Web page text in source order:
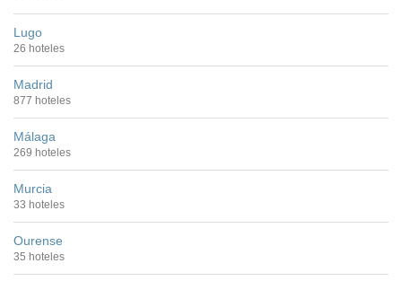
Lugo
26 hoteles
Madrid
877 hoteles
Málaga
269 hoteles
Murcia
33 hoteles
Ourense
35 hoteles